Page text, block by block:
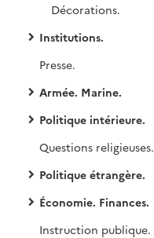
Décorations.
Institutions.
Presse.
Armée. Marine.
Politique intérieure.
Questions religieuses.
Politique étrangère.
Économie. Finances.
Instruction publique.